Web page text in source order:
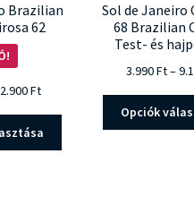
Brazilian
62
FtÁrtartomány:
-
12.900 Ft
Sol de Janeiro
68 Brazilian
Test- és
3.990Ft–
Opciók